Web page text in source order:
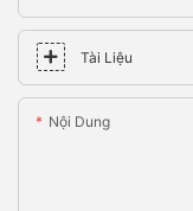
Tài Liệu
Nội Dung